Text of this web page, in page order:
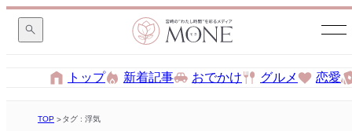
トップ 新着記事 おでかけ グルメ 恋愛
TOP タグ : 浮気